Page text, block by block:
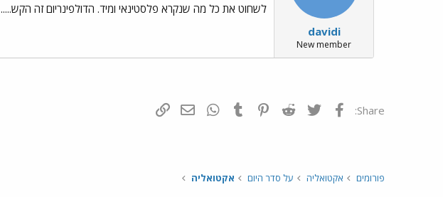
א
ר
י
ך
davidi
New member
לשחוט את כל מה שנקרא פלסטינאי ומיד. הדולפינריום זה הקש.....
Share: פייסבוק Twitter
Reddit
Pinterest
Tumblr
WhatsAppדואר אלקטרוני
פורומים אקטואליה על סדר היום אקטואליה